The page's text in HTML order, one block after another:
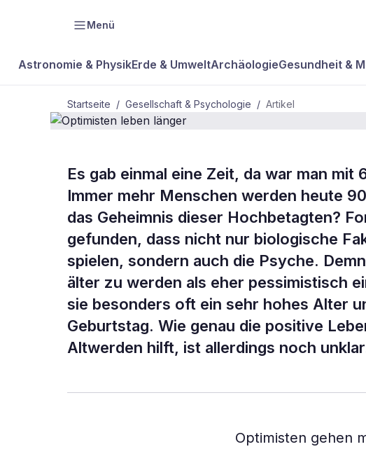
Menü
Astronomie & PhysikErde & UmweltArchäologieGesundheit &
Startseite / Gesellschaft & Psychologie / Artikel
GESELLSCHAFT & PSYCHOLOGIE
Optimisten
länger
Es gab einmal eine Zeit, da war man
Immer mehr Menschen werden heute
das Geheimnis dieser Hochbetagten?
gefunden, dass nicht nur biologische
spielen, sondern auch die Psyche.
älter zu werden als eher pessimistisch
sie besonders oft ein sehr hohes Alter
Geburtstag. Wie genau die positive
Altwerden hilft, ist allerdings noch
Optimisten gehen